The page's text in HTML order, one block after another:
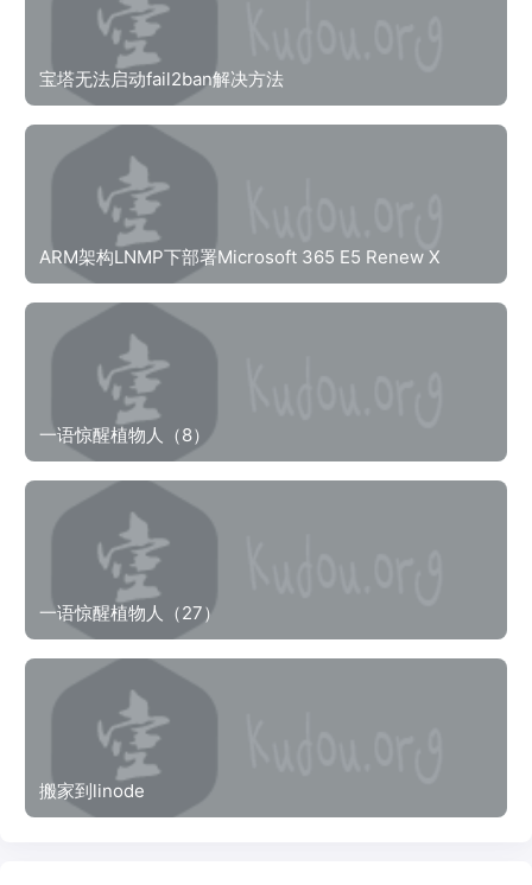
宝塔无法启动fail2ban解决方法
ARM架构LNMP下部署Microsoft 365 E5 Renew X
一语惊醒植物人（8）
一语惊醒植物人（27）
搬家到linode